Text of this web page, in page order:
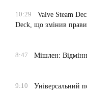
10:29
Valve Steam
Deck, що змінив
8:47
Мішлен:
9:10
Універсальний